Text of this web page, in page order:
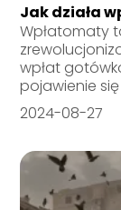
Jak działa
Wpłatomaty
wpłat
pojawienie się
2024-08-27